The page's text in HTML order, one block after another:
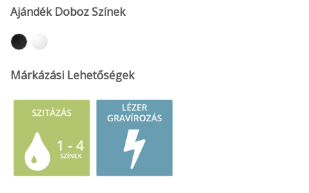
Ajándék Doboz Színek
Márkázási Lehetőségek